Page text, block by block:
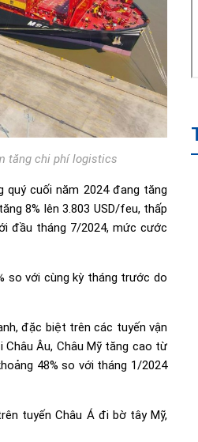
tăng chi phí logistics
quý cuối năm 2024 đang tăng
8% lên 3.803 USD/feu, thấp
đầu tháng 7/2024, mức cước
so với cùng kỳ tháng trước do
đặc biệt trên các tuyến vận
Âu, Châu Mỹ tăng cao từ
48% so với tháng 1/2024
tuyến Châu Á đi bờ tây Mỹ,